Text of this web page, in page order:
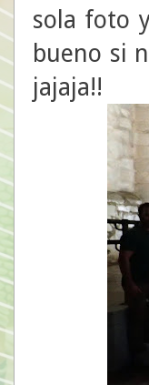
sola foto
bueno si
jajaja!!